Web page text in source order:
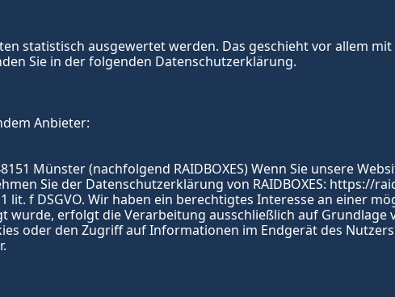
statistisch ausgewertet werden. Das geschieht vor allem
Sie in der folgenden Datenschutzerklärung.
Anbieter:
Münster (nachfolgend RAIDBOXES) Wenn Sie unsere
Sie der Datenschutzerklärung von RAIDBOXES: https://
lit. f DSGVO. Wir haben ein berechtigtes Interesse an einer
erfolgt die Verarbeitung ausschließlich auf Grundlage
oder den Zugriff auf Informationen im Endgerät des